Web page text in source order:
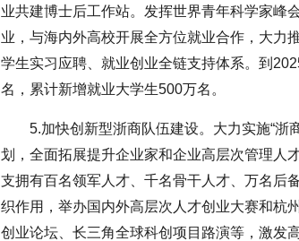
业共建博士后工作站。发挥世界青年科学家峰
业，与海内外高校开展全方位就业合作，大力
学生实习应聘、就业创业全链支持体系。到
名，累计新增就业大学生500万名。
5.加快创新型浙商队伍建设。大力实施“浙
划，全面拓展提升企业家和企业高层次管理人
支拥有百名领军人才、千名骨干人才、万名后
织作用，举办国内外高层次人才创业大赛和杭
创业论坛、长三角全球科创项目路演等，激发